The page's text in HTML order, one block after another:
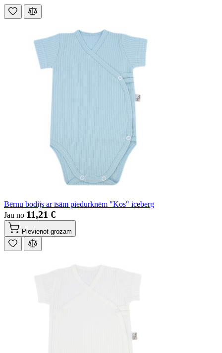
Bērnu bodijs ar īsām piedurknēm "Kos" iceberg
Jau no 11,21 €
Pievienot grozam